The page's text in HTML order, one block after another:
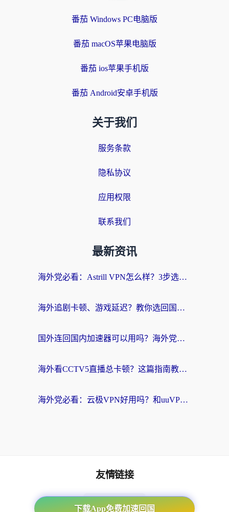
番茄 Windows PC电脑版
番茄 macOS苹果电脑版
番茄 ios苹果手机版
番茄 Android安卓手机版
关于我们
服务条款
隐私协议
应用权限
联系我们
最新资讯
海外党必看：Astrill VPN怎么样？3步选对回国加速器实现无缝刷剧玩游戏
海外追剧卡顿、游戏延迟？教你选回国加速器，附免费加速器试用一小时福利
国外连回国内加速器可以用吗？海外党亲测实用指南，解决追剧游戏卡顿难题
海外看CCTV5直播总卡顿？这篇指南教你选对回国加速器，无缝刷国内资源
海外党必看：云极VPN好用吗？和uuVPN对比哪个回国效果更好？附真实体验+避坑指南
下载App免费加速回国
友情链接
海外回国加速器